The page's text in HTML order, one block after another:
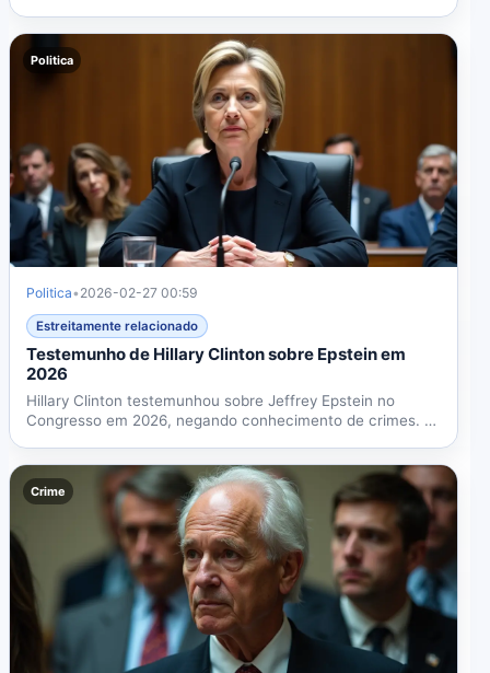
Politica
Politica• 2026-02-27 00:59
Estreitamente relacionado
Testemunho de Hillary Clinton sobre Epstein em
2026
Hillary Clinton testemunhou sobre Jeffrey Epstein no
Congresso em 2026, negando conhecimento de crimes. A
Crime